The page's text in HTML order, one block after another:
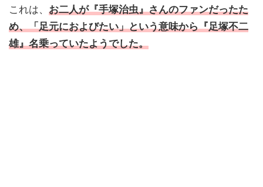
これは、 お二人が『手塚治虫』さんのファンだったた
め、「足元におよびたい」という意味から『足塚不二
雄』名乗っていたようでした。